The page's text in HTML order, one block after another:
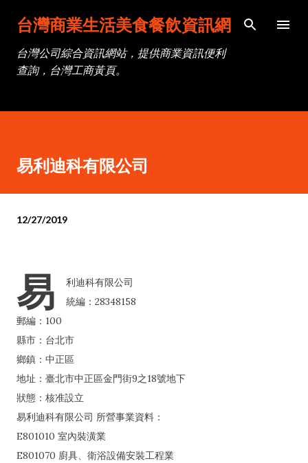
跳到主要內容
台灣商業生活美食餐飲資訊網
台灣公司綜合資訊網站，提供商業資訊便利
查詢，台灣工商黃頁。
易利迪科有限公司
12/27/2019
易
利迪科有限公司
統編：28348158
郵編：100
縣市：台北市
鄉鎮：中正區
地址：臺北市中正區金門街9之18號地下
狀態：核准設立
易利迪科有限公司 所營事業資料：
E801010 室內裝潢業
E801070 廚具、衛浴設備安裝工程業